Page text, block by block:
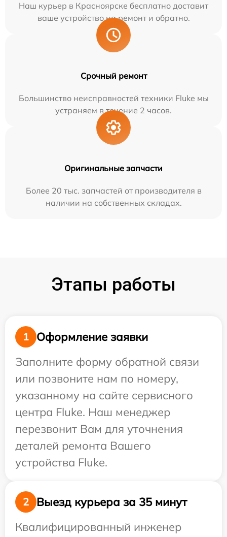
Наш курьер в Красноярске бесплатно доставит
ваше устройство на ремонт и обратно.
Срочный ремонт
Большинство неисправностей техники Fluke мы
устраняем в течение 2 часов.
Оригинальные запчасти
Более 20 тыс. запчастей от производителя в
наличии на собственных складах.
Этапы работы
1
Оформление заявки
Заполните форму обратной связи
или позвоните нам по номеру,
указанному на сайте сервисного
центра Fluke. Наш менеджер
перезвонит Вам для уточнения
деталей ремонта Вашего
устройства Fluke.
2
Выезд курьера за 35 минут
Квалифицированный инженер